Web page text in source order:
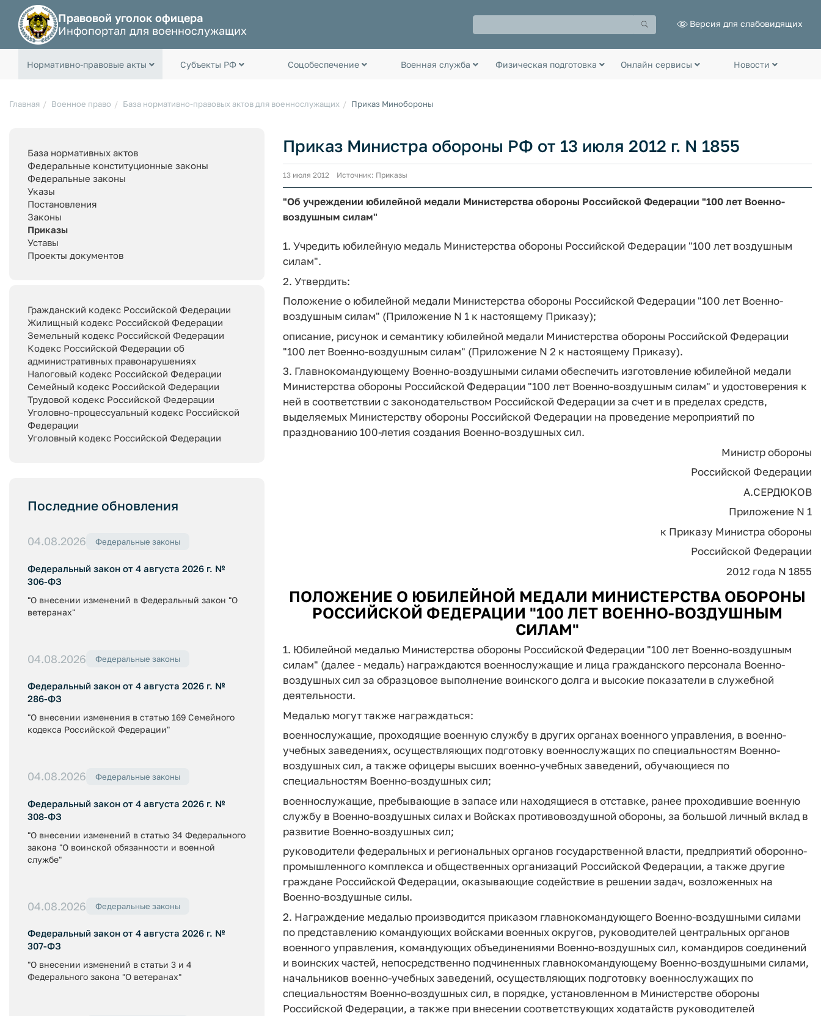
Правовой уголок офицера
Инфопортал для военнослужащих
Версия для слабовидящих
Нормативно-правовые акты Субъекты РФ Соцобеспечение Военная служба Физическая подготовка Онлайн сервисы Новости
Главная Военное право База нормативно-правовых актов для военнослужащих Приказ Минобороны
База нормативных актов
Федеральные конституционные законы
Федеральные законы
Указы
Постановления
Законы
Приказы
Уставы
Проекты документов
Гражданский кодекс Российской Федерации
Жилищный кодекс Российской Федерации
Земельный кодекс Российской Федерации
Кодекс Российской Федерации об
административных правонарушениях
Налоговый кодекс Российской Федерации
Семейный кодекс Российской Федерации
Трудовой кодекс Российской Федерации
Уголовно-процессуальный кодекс Российской
Федерации
Уголовный кодекс Российской Федерации
Последние обновления
04.08.2026 Федеральные законы
Федеральный закон от 4 августа 2026 г. №
306-ФЗ
"О внесении изменений в Федеральный закон "О
ветеранах"
04.08.2026 Федеральные законы
Федеральный закон от 4 августа 2026 г. №
286-ФЗ
"О внесении изменения в статью 169 Семейного
кодекса Российской Федерации"
04.08.2026 Федеральные законы
Федеральный закон от 4 августа 2026 г. №
308-ФЗ
"О внесении изменений в статью 34 Федерального
закона "О воинской обязанности и военной
службе"
04.08.2026 Федеральные законы
Федеральный закон от 4 августа 2026 г. №
307-ФЗ
"О внесении изменений в статьи 3 и 4
Федерального закона "О ветеранах"
Приказ Министра обороны РФ от 13 июля 2012 г. N 1855
13 июля 2012 Источник: Приказы
"Об учреждении юбилейной медали Министерства обороны Российской Федерации "100 лет Военно-
воздушным силам"
1. Учредить юбилейную медаль Министерства обороны Российской Федерации "100 лет воздушным
силам".
2. Утвердить:
Положение о юбилейной медали Министерства обороны Российской Федерации "100 лет Военно-
воздушным силам" (Приложение N 1 к настоящему Приказу);
описание, рисунок и семантику юбилейной медали Министерства обороны Российской Федерации
"100 лет Военно-воздушным силам" (Приложение N 2 к настоящему Приказу).
3. Главнокомандующему Военно-воздушными силами обеспечить изготовление юбилейной медали
Министерства обороны Российской Федерации "100 лет Военно-воздушным силам" и удостоверения к
ней в соответствии с законодательством Российской Федерации за счет и в пределах средств,
выделяемых Министерству обороны Российской Федерации на проведение мероприятий по
празднованию 100-летия создания Военно-воздушных сил.
Министр обороны
Российской Федерации
А.СЕРДЮКОВ
Приложение N 1
к Приказу Министра обороны
Российской Федерации
2012 года N 1855
ПОЛОЖЕНИЕ О ЮБИЛЕЙНОЙ МЕДАЛИ МИНИСТЕРСТВА ОБОРОНЫ
РОССИЙСКОЙ ФЕДЕРАЦИИ "100 ЛЕТ ВОЕННО-ВОЗДУШНЫМ
СИЛАМ"
1. Юбилейной медалью Министерства обороны Российской Федерации "100 лет Военно-воздушным
силам" (далее - медаль) награждаются военнослужащие и лица гражданского персонала Военно-
воздушных сил за образцовое выполнение воинского долга и высокие показатели в служебной
деятельности.
Медалью могут также награждаться:
военнослужащие, проходящие военную службу в других органах военного управления, в военно-
учебных заведениях, осуществляющих подготовку военнослужащих по специальностям Военно-
воздушных сил, а также офицеры высших военно-учебных заведений, обучающиеся по
специальностям Военно-воздушных сил;
военнослужащие, пребывающие в запасе или находящиеся в отставке, ранее проходившие военную
службу в Военно-воздушных силах и Войсках противовоздушной обороны, за большой личный вклад в
развитие Военно-воздушных сил;
руководители федеральных и региональных органов государственной власти, предприятий оборонно-
промышленного комплекса и общественных организаций Российской Федерации, а также другие
граждане Российской Федерации, оказывающие содействие в решении задач, возложенных на
Военно-воздушные силы.
2. Награждение медалью производится приказом главнокомандующего Военно-воздушными силами
по представлению командующих войсками военных округов, руководителей центральных органов
военного управления, командующих объединениями Военно-воздушных сил, командиров соединений
и воинских частей, непосредственно подчиненных главнокомандующему Военно-воздушными силами,
начальников военно-учебных заведений, осуществляющих подготовку военнослужащих по
специальностям Военно-воздушных сил, в порядке, установленном в Министерстве обороны
Российской Федерации, а также при внесении соответствующих ходатайств руководителей